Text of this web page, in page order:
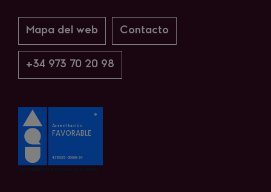
Mapa del web Contacto
+34 973 70 20 98